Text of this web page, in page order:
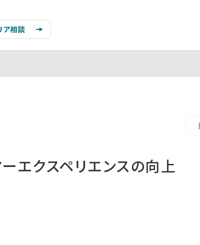
ア相談
エクスペリエンスの向上